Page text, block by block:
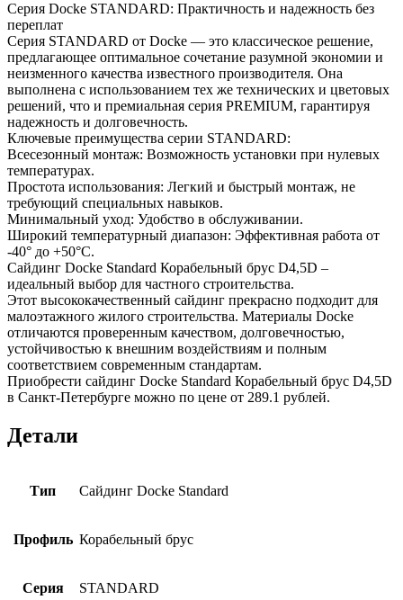
Серия Docke STANDARD: Практичность и надежность без
переплат
Серия STANDARD от Docke — это классическое решение,
предлагающее оптимальное сочетание разумной экономии и
неизменного качества известного производителя. Она
выполнена с использованием тех же технических и цветовых
решений, что и премиальная серия PREMIUM, гарантируя
надежность и долговечность.
Ключевые преимущества серии STANDARD:
Всесезонный монтаж: Возможность установки при нулевых
температурах.
Простота использования: Легкий и быстрый монтаж, не
требующий специальных навыков.
Минимальный уход: Удобство в обслуживании.
Широкий температурный диапазон: Эффективная работа от
-40° до +50°С.
Сайдинг Docke Standard Корабельный брус D4,5D –
идеальный выбор для частного строительства.
Этот высококачественный сайдинг прекрасно подходит для
малоэтажного жилого строительства. Материалы Docke
отличаются проверенным качеством, долговечностью,
устойчивостью к внешним воздействиям и полным
соответствием современным стандартам.
Приобрести сайдинг Docke Standard Корабельный брус D4,5D
в Санкт-Петербурге можно по цене от 289.1 рублей.
Детали
Тип Сайдинг Docke Standard
Профиль Корабельный брус
Серия STANDARD